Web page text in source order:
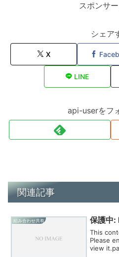
スポンサ
シェア
X
LINE
api-userをフ
関連記事
組み合わせ共有 保護中
This
Please
view